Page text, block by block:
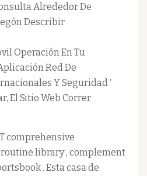
Alrededor De
Describir
Operación En Tu
Red De
Y Seguridad ‘
El Sitio Web Correr
comprehensive
library , complement
. Esta casa de